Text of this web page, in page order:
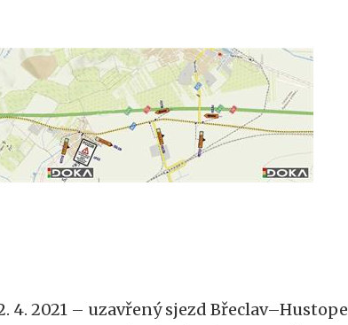
4. 2021 – uzavřený sjezd